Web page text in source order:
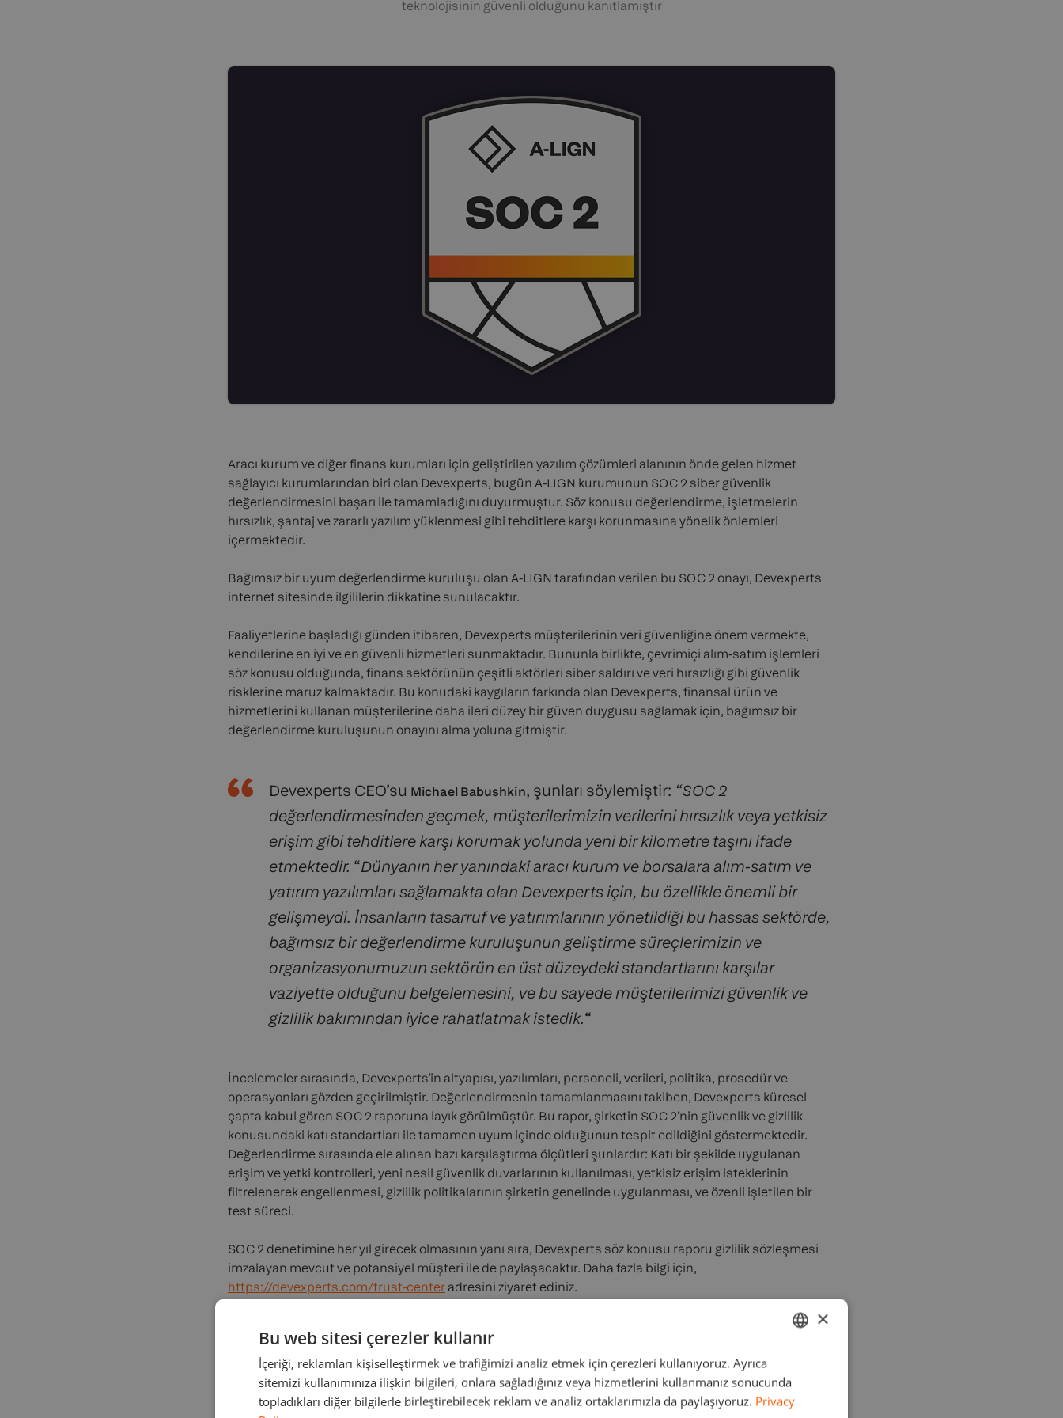
teknolojisinin güvenli olduğunu kanıtlamıştır
Aracı kurum ve diğer finans kurumları için geliştirilen yazılım çözümleri alanının önde gelen hizmet
sağlayıcı kurumlarından biri olan Devexperts, bugün A-LIGN kurumunun SOC 2 siber güvenlik
değerlendirmesini başarı ile tamamladığını duyurmuştur. Söz konusu değerlendirme, işletmelerin
hırsızlık, şantaj ve zararlı yazılım yüklenmesi gibi tehditlere karşı korunmasına yönelik önlemleri
içermektedir.
Bağımsız bir uyum değerlendirme kuruluşu olan A-LIGN tarafından verilen bu SOC 2 onayı, Devexperts
internet sitesinde ilgililerin dikkatine sunulacaktır.
Faaliyetlerine başladığı günden itibaren, Devexperts müşterilerinin veri güvenliğine önem vermekte,
kendilerine en iyi ve en güvenli hizmetleri sunmaktadır. Bununla birlikte, çevrimiçi alım-satım işlemleri
söz konusu olduğunda, finans sektörünün çeşitli aktörleri siber saldırı ve veri hırsızlığı gibi güvenlik
risklerine maruz kalmaktadır. Bu konudaki kaygıların farkında olan Devexperts, finansal ürün ve
hizmetlerini kullanan müşterilerine daha ileri düzey bir güven duygusu sağlamak için, bağımsız bir
değerlendirme kuruluşunun onayını alma yoluna gitmiştir.
Devexperts CEO’su Michael Babushkin, şunları söylemiştir: “SOC 2
değerlendirmesinden geçmek, müşterilerimizin verilerini hırsızlık veya yetkisiz
erişim gibi tehditlere karşı korumak yolunda yeni bir kilometre taşını ifade
etmektedir. “Dünyanın her yanındaki aracı kurum ve borsalara alım-satım ve
yatırım yazılımları sağlamakta olan Devexperts için, bu özellikle önemli bir
gelişmeydi. İnsanların tasarruf ve yatırımlarının yönetildiği bu hassas sektörde,
bağımsız bir değerlendirme kuruluşunun geliştirme süreçlerimizin ve
organizasyonumuzun sektörün en üst düzeydeki standartlarını karşılar
vaziyette olduğunu belgelemesini, ve bu sayede müşterilerimizi güvenlik ve
gizlilik bakımından iyice rahatlatmak istedik.“
İncelemeler sırasında, Devexperts’in altyapısı, yazılımları, personeli, verileri, politika, prosedür ve
operasyonları gözden geçirilmiştir. Değerlendirmenin tamamlanmasını takiben, Devexperts küresel
çapta kabul gören SOC 2 raporuna layık görülmüştür. Bu rapor, şirketin SOC 2’nin güvenlik ve gizlilik
konusundaki katı standartları ile tamamen uyum içinde olduğunun tespit edildiğini göstermektedir.
Değerlendirme sırasında ele alınan bazı karşılaştırma ölçütleri şunlardır: Katı bir şekilde uygulanan
erişim ve yetki kontrolleri, yeni nesil güvenlik duvarlarının kullanılması, yetkisiz erişim isteklerinin
filtrelenerek engellenmesi, gizlilik politikalarının şirketin genelinde uygulanması, ve özenli işletilen bir
test süreci.
SOC 2 denetimine her yıl girecek olmasının yanı sıra, Devexperts söz konusu raporu gizlilik sözleşmesi
imzalayan mevcut ve potansiyel müşteri ile de paylaşacaktır. Daha fazla bilgi için,
https://devexperts.com/trust-center adresini ziyaret ediniz.
2.500’den fazla küresel kuruluşun güvenlik ve uyum alanındaki iş ortağı olan A-LIGN, bu kuruluşlara siber
güvenlik risklerini azaltma yolunda yardımcı olmaktadır. Hizmetlerini kendi alanındaki tek hizmet
sağlayıcısı olmak yaklaşımı ile sunan A-LIGN’ın sahip olduğu bazı yetkiler şunlardır: Lisanslı SOC 1 ve
GERMAN
×
Bu web sitesi çerezler kullanır
İçeriği, reklamları kişiselleştirmek ve trafiğimizi analiz etmek için çerezleri kullanıyoruz. Ayrıca
sitemizi kullanımınıza ilişkin bilgileri, onlara sağladığınız veya hizmetlerini kullanmanız sonucunda
topladıkları diğer bilgilerle birleştirebilecek reklam ve analiz ortaklarımızla da paylaşıyoruz. Privacy